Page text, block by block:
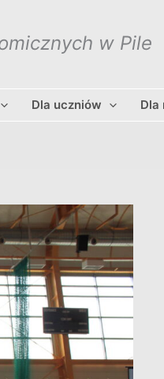
w Pile
Dla uczniów Dla